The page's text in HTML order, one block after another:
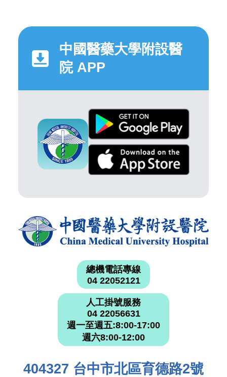
中國醫藥大學附設醫
院 APP
總機電話專線
04 22052121
人工掛號服務
04 22056631
週一至週五:8:00-17:00
週六8:00-12:00
404327 台中市北區育德路2號